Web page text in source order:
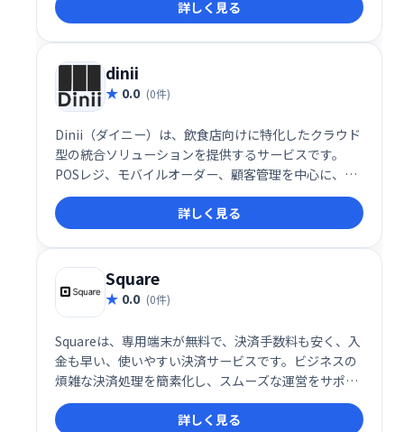
め、より良いサービス提供に役立ちます。売上向上や
顧客満足度向上を目指せる、飲食店のための頼れるプ
ラットフォームです。
詳しく見る
dinii
0.0 (0件)
Dinii（ダイニー）は、飲食店向けに特化したクラウド
型の統合ソリューションを提供するサービスです。
POSレジ、モバイルオーダー、顧客管理を中心に、あ
らゆる業態に対応した機能を一元的に管理すること
で、飲食店の効率化や収益向上を実現します。柔軟性
の高いシステム設計とサポート体制により、小規模な
カフェから多店舗展開のレストランチェーンまで幅広
く利用されています。
詳しく見る
Square
0.0 (0件)
Squareは、専用端末が無料で、決済手数料も安く、入
金も早い、使いやすい決済サービスです。ビジネスの
煩雑な決済処理を簡素化し、スムーズな運営をサポー
トします。今なら端末代実質0円！導入しやすい価格
で、ビジネスをもっと楽しく効率的にしませんか？
詳しく見る